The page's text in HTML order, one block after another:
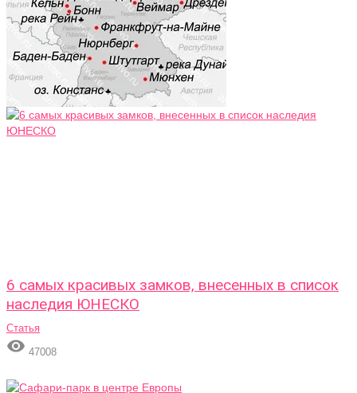
6 самых красивых замков, внесенных в список
наследия ЮНЕСКО
Статья
 47008